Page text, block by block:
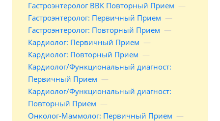
Гастроэнтеролог ВВК Повторный Прием —
Гастроэнтеролог: Первичный Прием —
Гастроэнтеролог: Повторный Прием —
Кардиолог: Первичный Прием —
Кардиолог: Повторный Прием —
Кардиолог/Функциональный диагност:
Первичный Прием —
Кардиолог/Функциональный диагност:
Повторный Прием —
Онколог-Маммолог: Первичный Прием —